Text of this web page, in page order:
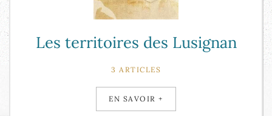
Les territoires des Lusignan
3 ARTICLES
EN SAVOIR +